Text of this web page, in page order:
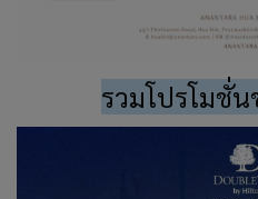
รวมโปรโมชั่